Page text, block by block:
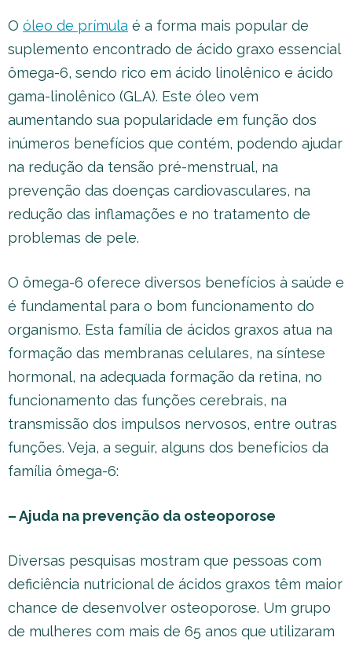
O óleo de prímula é a forma mais popular de
suplemento encontrado de ácido graxo essencial
ômega-6, sendo rico em ácido linolênico e ácido
gama-linolênico (GLA). Este óleo vem
aumentando sua popularidade em função dos
inúmeros benefícios que contém, podendo ajudar
na redução da tensão pré-menstrual, na
prevenção das doenças cardiovasculares, na
redução das inflamações e no tratamento de
problemas de pele.
O ômega-6 oferece diversos benefícios à saúde e
é fundamental para o bom funcionamento do
organismo. Esta família de ácidos graxos atua na
formação das membranas celulares, na síntese
hormonal, na adequada formação da retina, no
funcionamento das funções cerebrais, na
transmissão dos impulsos nervosos, entre outras
funções. Veja, a seguir, alguns dos benefícios da
família ômega-6:
– Ajuda na prevenção da osteoporose
Diversas pesquisas mostram que pessoas com
deficiência nutricional de ácidos graxos têm maior
chance de desenvolver osteoporose. Um grupo
de mulheres com mais de 65 anos que utilizaram